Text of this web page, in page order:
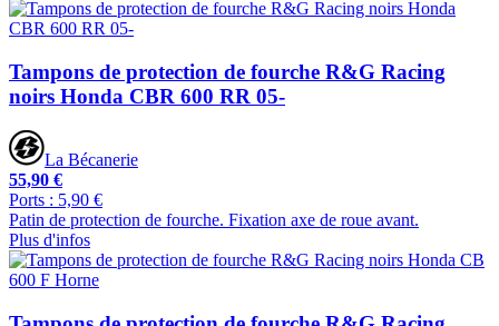
Tampons de protection de fourche R&G Racing
noirs Honda CBR 600 RR 05-
La Bécanerie
55,90 €
Ports : 5,90 €
Patin de protection de fourche. Fixation axe de roue avant.
Plus d'infos